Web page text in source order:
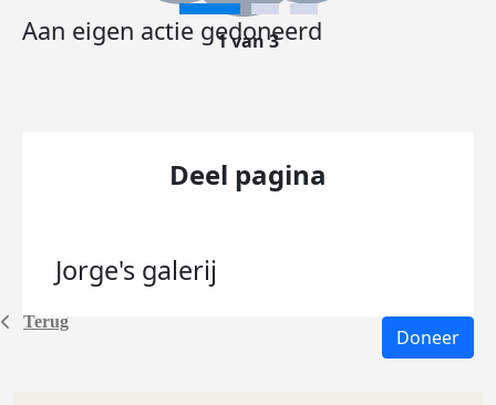
Terug
Aan eigen actie gedoneerd
1 van 3
Deel pagina
Jorge's galerij
Doneer